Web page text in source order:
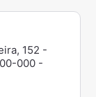
152 -
000 -